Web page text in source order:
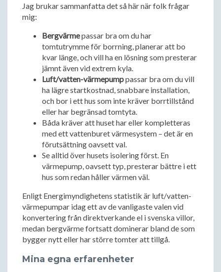
Jag brukar sammanfatta det så här när folk frågar
mig:
Bergvärmepassar bra om du har
tomtutrymme för borrning, planerar att bo
kvar länge, och vill ha en lösning som presterar
jämnt även vid extrem kyla.
Luft/vatten-värmepumppassar bra om du vill
ha lägre startkostnad, snabbare installation,
och bor i ett hus som inte kräver borrtillstånd
eller har begränsad tomtyta.
Båda kräver att huset har eller kompletteras
med ett vattenburet värmesystem – det är en
förutsättning oavsett val.
Se alltid över husets isolering först. En
värmepump, oavsett typ, presterar bättre i ett
hus som redan håller värmen väl.
Enligt Energimyndighetens statistik är luft/vatten-
värmepumpar idag ett av de vanligaste valen vid
konvertering från direktverkande el i svenska villor,
medan bergvärme fortsatt dominerar bland de som
bygger nytt eller har större tomter att tillgå.
Mina egna erfarenheter